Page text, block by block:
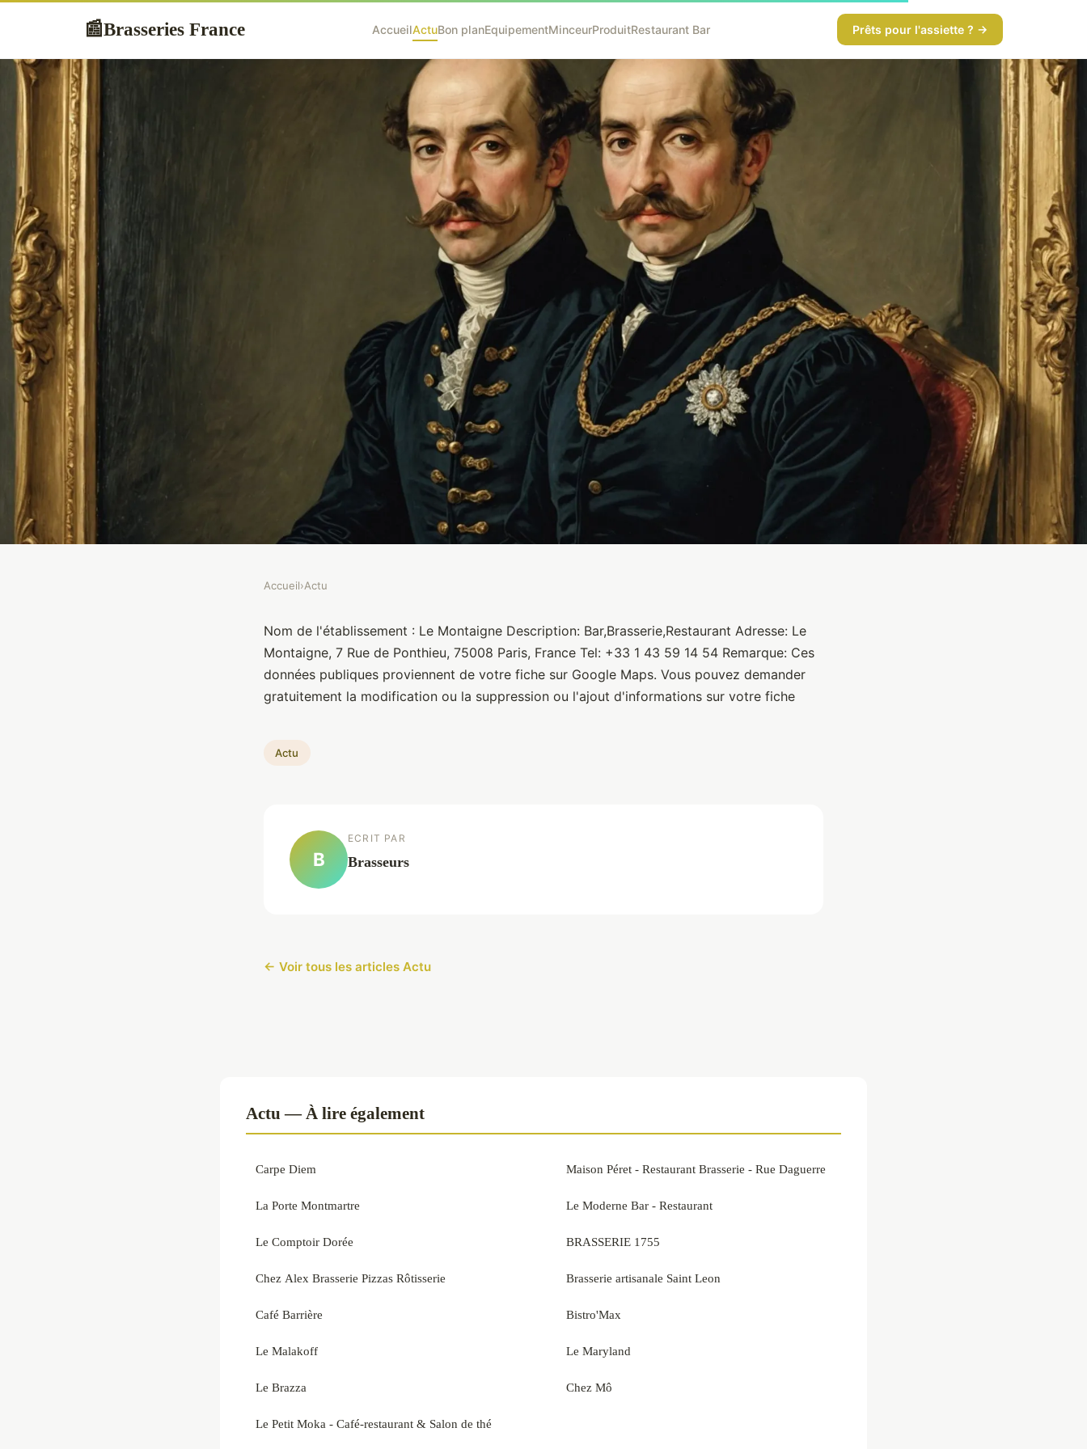
📰Brasseries France AccueilActuBon planEquipementMinceurProduitRestaurant Bar Prêts pour l'assiette ? →
Accueil›Actu
Nom de l'établissement : Le Montaigne Description: Bar,Brasserie,Restaurant Adresse: Le
Montaigne, 7 Rue de Ponthieu, 75008 Paris, France Tel: +33 1 43 59 14 54 Remarque: Ces
données publiques proviennent de votre fiche sur Google Maps. Vous pouvez demander
gratuitement la modification ou la suppression ou l'ajout d'informations sur votre fiche
Actu
B
ECRIT PAR
Brasseurs
← Voir tous les articles Actu
Actu — À lire également
Carpe Diem
La Porte Montmartre
Le Comptoir Dorée
Chez Alex Brasserie Pizzas Rôtisserie
Café Barrière
Le Malakoff
Le Brazza
Le Petit Moka - Café-restaurant & Salon de thé
Maison Péret - Restaurant Brasserie - Rue Daguerre
Le Moderne Bar - Restaurant
BRASSERIE 1755
Brasserie artisanale Saint Leon
Bistro'Max
Le Maryland
Chez Mô